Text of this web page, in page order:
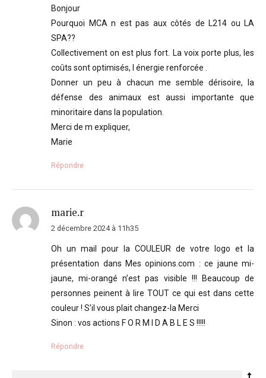
Bonjour
Pourquoi MCA n est pas aux côtés de L214 ou LA
SPA??
Collectivement on est plus fort. La voix porte plus, les
coûts sont optimisés, l énergie renforcée .
Donner un peu à chacun me semble dérisoire, la
défense des animaux est aussi importante que
minoritaire dans la population.
Merci de m expliquer,
Marie
Répondre
marie.r
2 décembre 2024 à 11h35
Oh un mail pour la COULEUR de votre logo et la
présentation dans Mes opinions.com : ce jaune mi-
jaune, mi-orangé n’est pas visible !!! Beaucoup de
personnes peinent à lire TOUT ce qui est dans cette
couleur ! S’il vous plait changez-la Merci
Sinon : vos actions F O R M I D A B L E S !!!!!
Répondre